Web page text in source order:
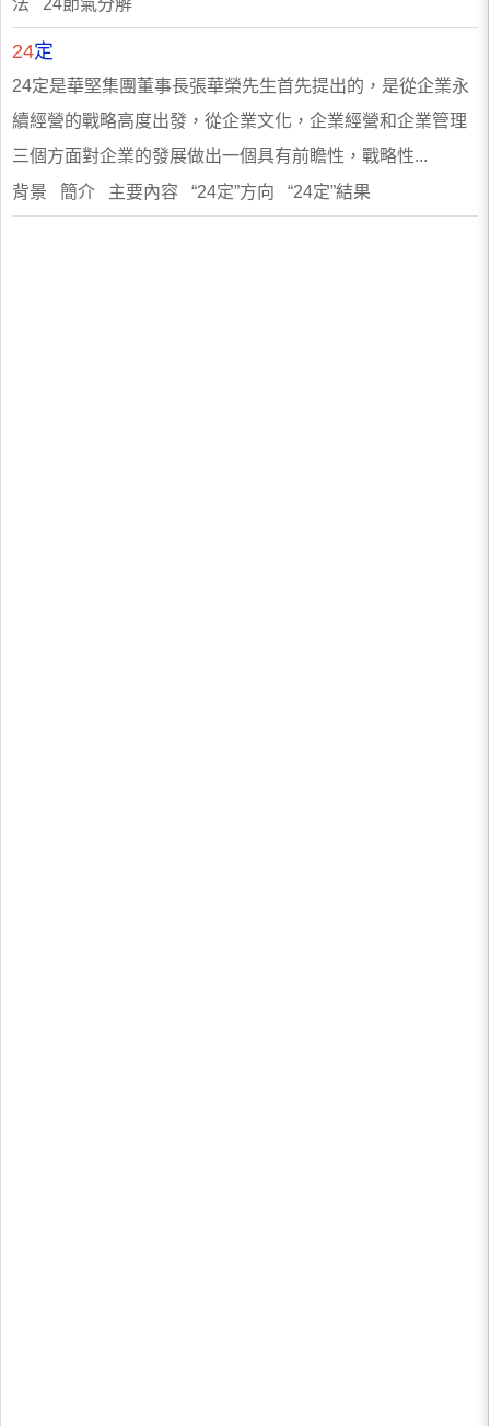
法 24節氣分解
24定
24定是華堅集團董事長張華榮先生首先提出的，是從企業永
續經營的戰略高度出發，從企業文化，企業經營和企業管理
三個方面對企業的發展做出一個具有前瞻性，戰略性...
背景 簡介 主要內容 “24定”方向 “24定”結果